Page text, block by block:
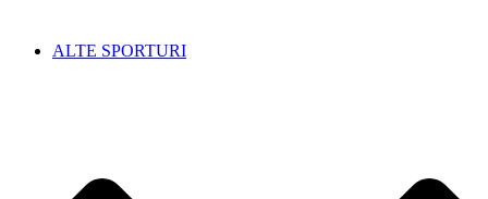
ALTE SPORTURI